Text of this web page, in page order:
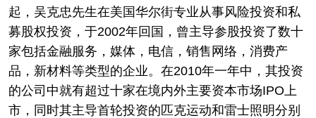
起，吴克忠先生在美国华尔街专业从事风险投资和私
募股权投资，于2002年回国，曾主导参股投资了数十
家包括金融服务，媒体，电信，销售网络，消费产
品，新材料等类型的企业。在2010年一年中，其投资
的公司中就有超过十家在境内外主要资本市场IPO上
市，同时其主导首轮投资的匹克运动和雷士照明分别